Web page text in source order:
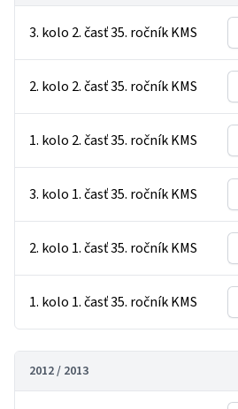
3. kolo 2. časť 35. ročník KMS
2. kolo 2. časť 35. ročník KMS
1. kolo 2. časť 35. ročník KMS
3. kolo 1. časť 35. ročník KMS
2. kolo 1. časť 35. ročník KMS
1. kolo 1. časť 35. ročník KMS
2012 / 2013